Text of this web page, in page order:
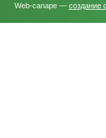
Web-canape — создание